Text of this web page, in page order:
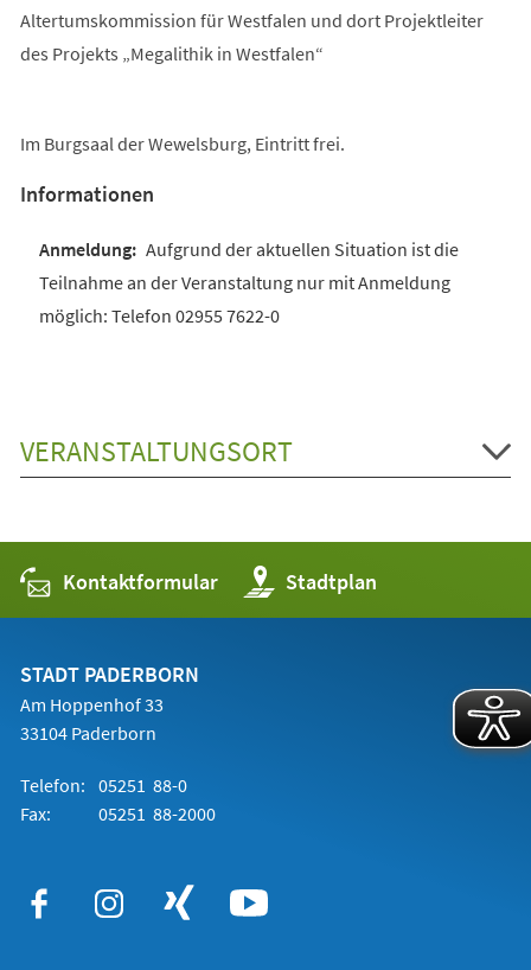
Altertumskommission für Westfalen und dort Projektleiter
des Projekts „Megalithik in Westfalen“
Im Burgsaal der Wewelsburg, Eintritt frei.
Informationen
Aufgrund der aktuellen Situation ist die
Teilnahme an der Veranstaltung nur mit Anmeldung
möglich: Telefon 02955 7622-0
VERANSTALTUNGSORT
Kontaktformular Stadtplan
(Öffnet
in
einem
STADT PADERBORN
Am Hoppenhof 33
33104 Paderborn
Telefon: 05251 88-0
Fax:
05251 88-2000